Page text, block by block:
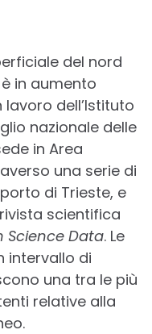
del nord
in aumento
dell’Istituto
nazionale delle
in Area
una serie di
di Trieste, e
scientifica
ScienceData. Le
intervallo di
una tra le più
relative alla